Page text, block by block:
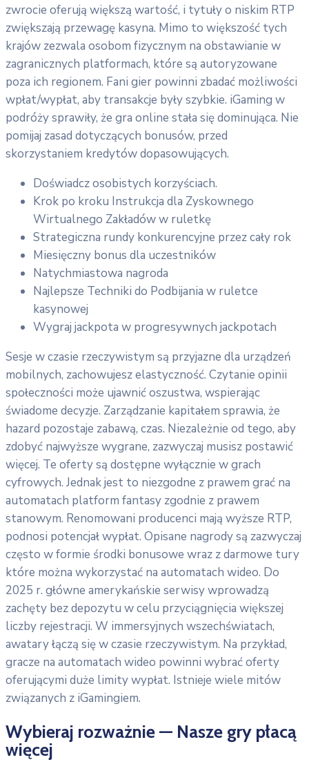
zwrocie oferują większą wartość, i tytuły o niskim RTP
zwiększają przewagę kasyna. Mimo to większość tych
krajów zezwala osobom fizycznym na obstawianie w
zagranicznych platformach, które są autoryzowane
poza ich regionem. Fani gier powinni zbadać możliwości
wpłat/wypłat, aby transakcje były szybkie. iGaming w
podróży sprawiły, że gra online stała się dominująca. Nie
pomijaj zasad dotyczących bonusów, przed
skorzystaniem kredytów dopasowujących.
Doświadcz osobistych korzyściach.
Krok po kroku Instrukcja dla Zyskownego
Wirtualnego Zakładów w ruletkę
Strategiczna rundy konkurencyjne przez cały rok
Miesięczny bonus dla uczestników
Natychmiastowa nagroda
Najlepsze Techniki do Podbijania w ruletce
kasynowej
Wygraj jackpota w progresywnych jackpotach
Sesje w czasie rzeczywistym są przyjazne dla urządzeń
mobilnych, zachowujesz elastyczność. Czytanie opinii
społeczności może ujawnić oszustwa, wspierając
świadome decyzje. Zarządzanie kapitałem sprawia, że
hazard pozostaje zabawą, czas. Niezależnie od tego, aby
zdobyć najwyższe wygrane, zazwyczaj musisz postawić
więcej. Te oferty są dostępne wyłącznie w grach
cyfrowych. Jednak jest to niezgodne z prawem grać na
automatach platform fantasy zgodnie z prawem
stanowym. Renomowani producenci mają wyższe RTP,
podnosi potencjał wypłat. Opisane nagrody są zazwyczaj
często w formie środki bonusowe wraz z darmowe tury
które można wykorzystać na automatach wideo. Do
2025 r. główne amerykańskie serwisy wprowadzą
zachęty bez depozytu w celu przyciągnięcia większej
liczby rejestracji. W immersyjnych wszechświatach,
awatary łączą się w czasie rzeczywistym. Na przykład,
gracze na automatach wideo powinni wybrać oferty
oferującymi duże limity wypłat. Istnieje wiele mitów
związanych z iGamingiem.
Wybieraj rozważnie — Nasze gry płacą
więcej